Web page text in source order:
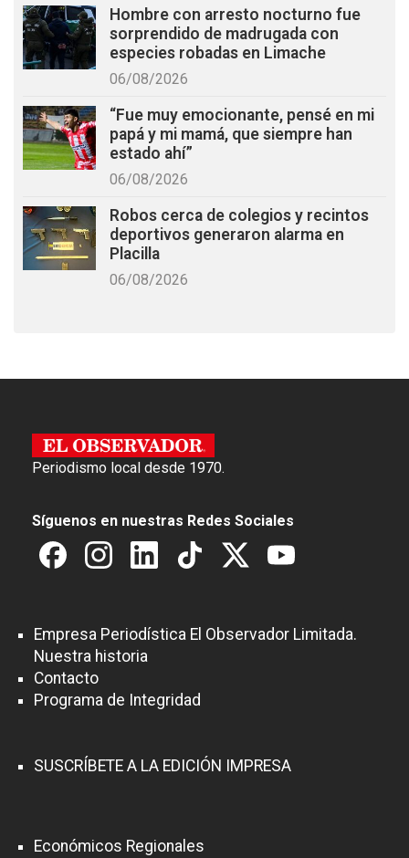
Hombre con arresto nocturno fue
sorprendido de madrugada con
especies robadas en Limache
06/08/2026
“Fue muy emocionante, pensé en mi
papá y mi mamá, que siempre han
estado ahí”
06/08/2026
Robos cerca de colegios y recintos
deportivos generaron alarma en
Placilla
06/08/2026
Periodismo local desde 1970.
Síguenos en nuestras Redes Sociales
Empresa Periodística El Observador Limitada.
Nuestra historia
Contacto
Programa de Integridad
SUSCRÍBETE A LA EDICIÓN IMPRESA
Económicos Regionales